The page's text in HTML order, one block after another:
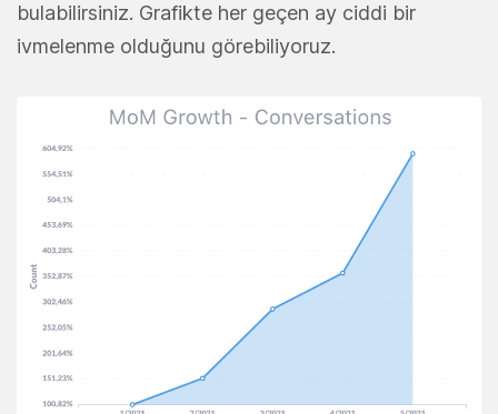
bulabilirsiniz. Grafikte her geçen ay ciddi bir
ivmelenme olduğunu görebiliyoruz.